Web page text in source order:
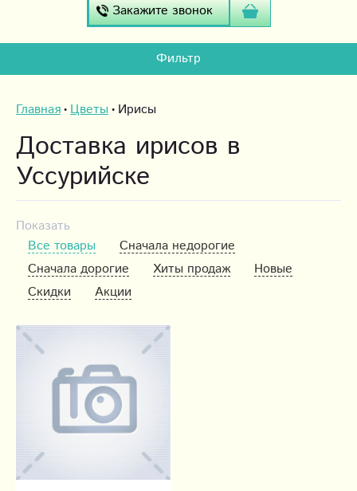
Закажите звонок
Фильтр
Главная Цветы Ирисы
Доставка ирисов в
Уссурийске
Показать
Все товары
Сначала недорогие
Сначала дорогие
Хиты продаж
Новые
Скидки
Акции